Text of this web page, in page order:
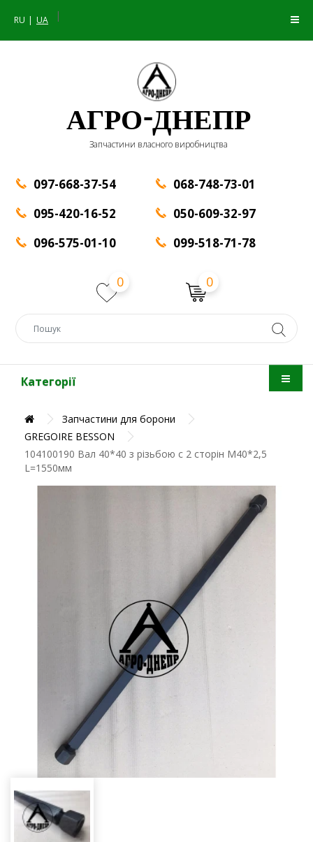
RU UA |
АГРО-ДНЕПР
Запчастини власного виробництва
097-668-37-54
095-420-16-52
096-575-01-10
068-748-73-01
050-609-32-97
099-518-71-78
0 0
Категорії
Запчастини для борони
GREGOIRE BESSON
104100190 Вал 40*40 з різьбою с 2 сторін М40*2,5
L=1550мм